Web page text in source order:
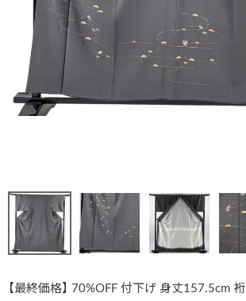
【最終価格】 70%OFF 付下げ 身丈157.5cm